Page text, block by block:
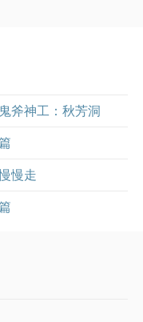
斧神工：秋芳洞
慢走